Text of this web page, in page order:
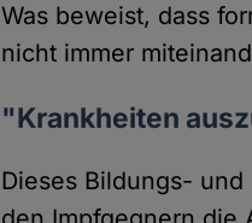
Was beweist, dass
nicht immer
"Krankheiten
Dieses Bildungs-